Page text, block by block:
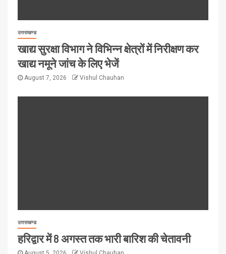
उत्तराखण्ड
खाद्य सुरक्षा विभाग ने विभिन्न क्षेत्रों में निरीक्षण कर
खाद्य नमूने जांच के लिए भेजें
August 7, 2026 Vishul Chauhan
उत्तराखण्ड
हरिद्वार में 8 अगस्त तक भारी बारिश की चेतावनी